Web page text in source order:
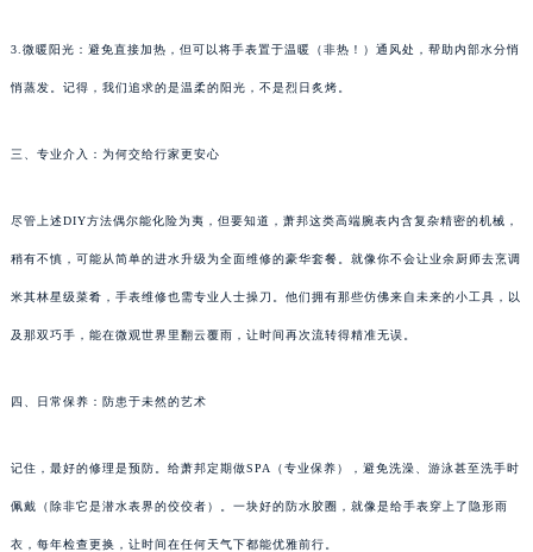
3.微暖阳光：避免直接加热，但可以将手表置于温暖（非热！）通风处，帮助内部水分悄
悄蒸发。记得，我们追求的是温柔的阳光，不是烈日炙烤。
三、专业介入：为何交给行家更安心
尽管上述DIY方法偶尔能化险为夷，但要知道，萧邦这类高端腕表内含复杂精密的机械，
稍有不慎，可能从简单的进水升级为全面维修的豪华套餐。就像你不会让业余厨师去烹调
米其林星级菜肴，手表维修也需专业人士操刀。他们拥有那些仿佛来自未来的小工具，以
及那双巧手，能在微观世界里翻云覆雨，让时间再次流转得精准无误。
四、日常保养：防患于未然的艺术
记住，最好的修理是预防。给萧邦定期做SPA（专业保养），避免洗澡、游泳甚至洗手时
佩戴（除非它是潜水表界的佼佼者）。一块好的防水胶圈，就像是给手表穿上了隐形雨
衣，每年检查更换，让时间在任何天气下都能优雅前行。